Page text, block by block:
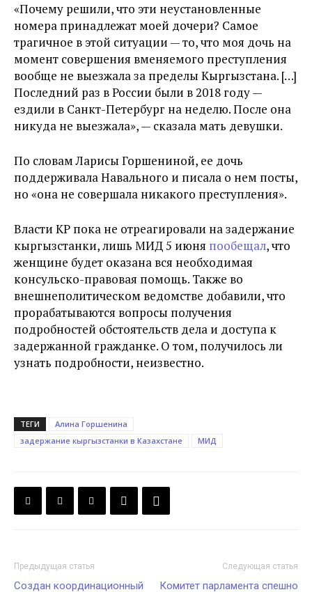
«Почему решили, что эти неустановленные
номера принадлежат моей дочери? Самое
трагичное в этой ситуации — то, что моя дочь на
момент совершения вменяемого преступления
вообще не выезжала за пределы Кыргызстана. […]
Последний раз в России были в 2018 году —
ездили в Санкт-Петербург на неделю. После она
никуда не выезжала», — сказала мать девушки.
По словам Ларисы Горшениной, ее дочь
поддерживала Навального и писала о нем посты,
но «она не совершала никакого преступления».
Власти КР пока не отреагировали на задержание
кыргызстанки, лишь МИД 5 июня пообещал, что
женщине будет оказана вся необходимая
консульско-правовая помощь. Также во
внешнеполитическом ведомстве добавили, что
прорабатываются вопросы получения
подробностей обстоятельств дела и доступа к
задержанной гражданке. О том, получилось ли
узнать подробности, неизвестно.
ТЕГИ
Алина Горшенина
задержание кыргызстанки в Казахстане
МИД
Предыдущая статья
Создан координационный
Следующая статья
Комитет парламента спешно